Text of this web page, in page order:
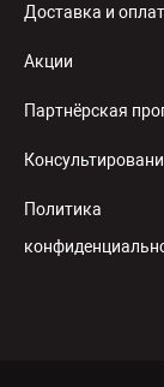
Доставка и
Акции
Партнёрская
Политика